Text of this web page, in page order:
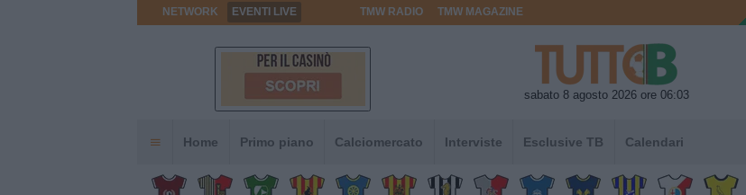
NETWORK EVENTI LIVE TMW RADIO TMW MAGAZINE
sabato 8 agosto 2026 ore 06:03
Home Primo piano Calciomercato Interviste Esclusive TB Calendari